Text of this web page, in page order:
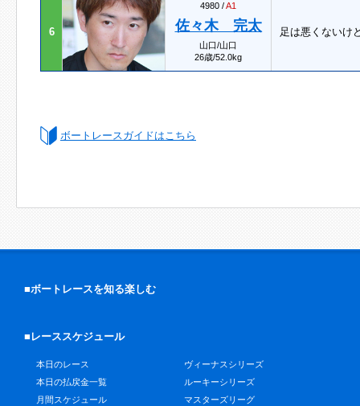
6
4980 /A1
佐々木 完太
山口/山口
26歳/52.0kg
足は悪くないけ
ボートレースガイドはこちら
■ボートレースを知る楽しむ
■レーススケジュール
本日のレース
本日の払戻金一覧
月間スケジュール
ヴィーナスシリーズ
ルーキーシリーズ
マスターズリーグ